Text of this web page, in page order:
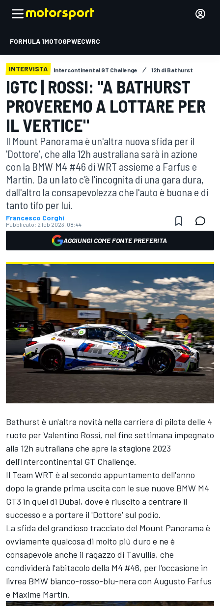
FORMULA 1MOTOGPWECWRC
INTERVISTA Intercontinental GT Challenge 12h di Bathurst
IGTC | ROSSI: "A BATHURST
PROVEREMO A LOTTARE PER
IL VERTICE"
Il Mount Panorama è un'altra nuova sfida per il
'Dottore', che alla 12h australiana sarà in azione
con la BMW M4 #46 di WRT assieme a Farfus e
Martin. Da un lato c'è l'incognita di una gara dura,
dall'altro la consapevolezza che l'auto è buona e di
tanto tifo per lui.
Francesco Corghi
Pubblicato: 2 feb 2023, 08:44
AGGIUNGI COME FONTE PREFERITA
Bathurst è un'altra novità nella carriera di pilota delle 4
ruote per Valentino Rossi, nel fine settimana impegnato
alla 12h autraliana che apre la stagione 2023
dell'Intercontinental GT Challenge.
Il Team WRT è al secondo appuntamento dell'anno
dopo la grande prima uscita con le sue nuove BMW M4
GT3 in quel di Dubai, dove è riuscito a centrare il
successo e a portare il 'Dottore' sul podio.
La sfida del grandioso tracciato del Mount Panorama è
ovviamente qualcosa di molto più duro e ne è
consapevole anche il ragazzo di Tavullia, che
condividerà l'abitacolo della M4 #46, per l'occasione in
livrea BMW bianco-rosso-blu-nera con Augusto Farfus
e Maxime Martin.